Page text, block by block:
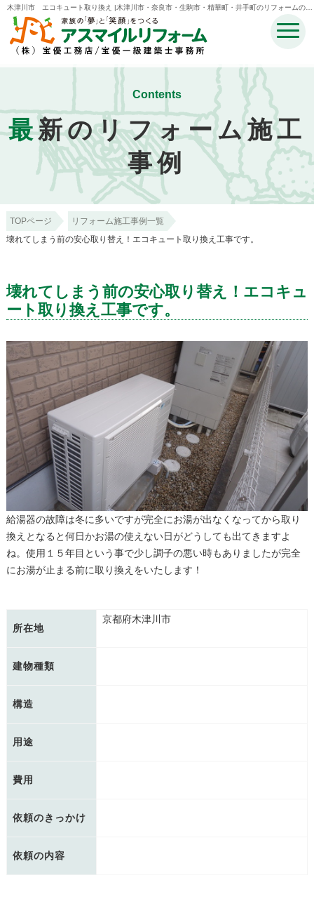
木津川市 エコキュート取り換え |木津川市・奈良市・生駒市・精華町・井手町のリフォームのこ
となら宝優工務店アスマイルリフォーム
Contents
最新のリフォーム施工
事例
TOPページ
リフォーム施工事例一覧
壊れてしまう前の安心取り替え！エコキュート取り換え工事です。
壊れてしまう前の安心取り替え！エコキュ
ート取り換え工事です。
給湯器の故障は冬に多いですが完全にお湯が出なくなってから取り
換えとなると何日かお湯の使えない日がどうしても出てきますよ
ね。使用１５年目という事で少し調子の悪い時もありましたが完全
にお湯が止まる前に取り換えをいたします！
所在地
京都府木津川市
建物種類
構造
用途
費用
依頼のきっかけ
依頼の内容